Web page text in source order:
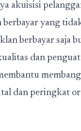
akuisisi
yang
berbayar saja
dan
dan peringkat